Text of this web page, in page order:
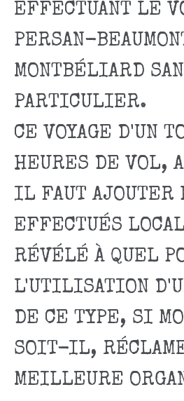
EFFECTUANT LE
PERSAN-
MONTBÉLIARD
PARTICULIER.
CE VOYAGE D'UN
HEURES DE VOL,
IL FAUT AJOUTER
EFFECTUÉS
RÉVÉLÉ À QUEL
L'UTILISATION
DE CE TYPE, SI
SOIT-IL,
MEILLEURE